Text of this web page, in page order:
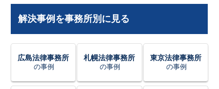
解決事例を事務所別に見る
広島法律事務所
の事例
札幌法律事務所
の事例
東京法律事務所
の事例